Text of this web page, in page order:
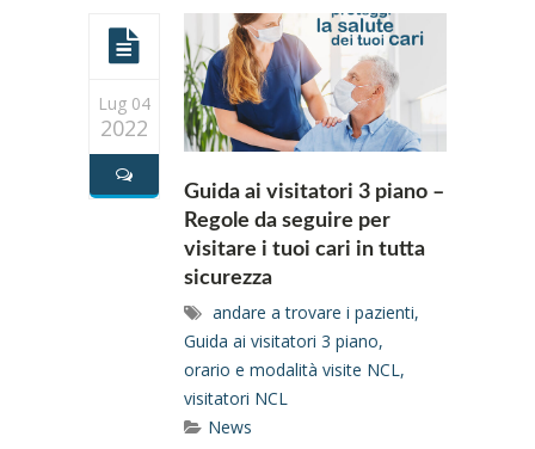
Lug 04
2022
Guida ai visitatori 3 piano –
Regole da seguire per
visitare i tuoi cari in tutta
sicurezza
andare a trovare i pazienti,
Guida ai visitatori 3 piano,
orario e modalità visite NCL,
visitatori NCL
News